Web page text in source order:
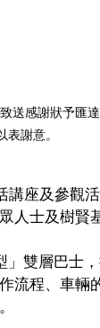
送感謝狀予匯
表謝意。
講座及參觀
人士及樹賢
雙層巴士
流程、車輛